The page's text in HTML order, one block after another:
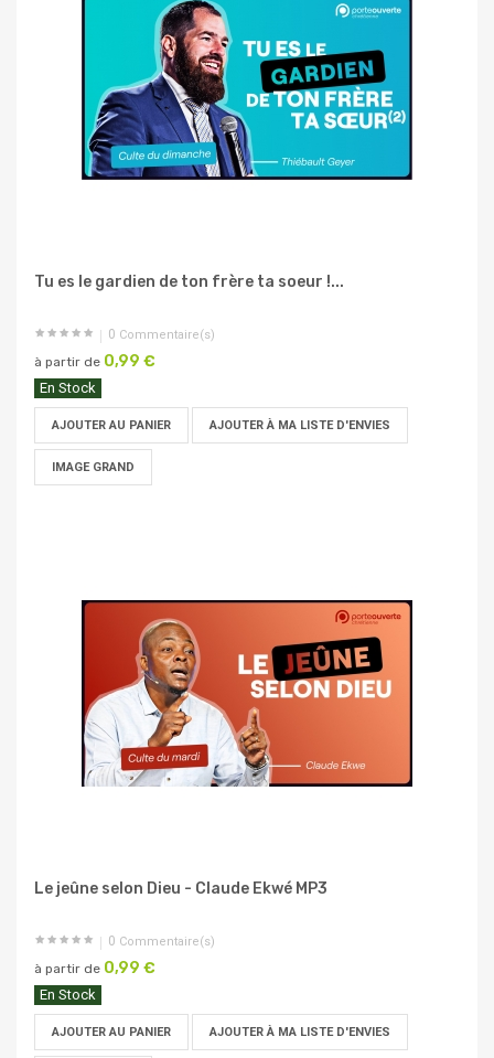
Tu es le gardien de ton frère ta soeur !...
0 Commentaire(s)
à partir de 0,99 €
En Stock
AJOUTER AU PANIER AJOUTER À MA LISTE D'ENVIES
IMAGE GRAND
Le jeûne selon Dieu - Claude Ekwé MP3
0 Commentaire(s)
à partir de 0,99 €
En Stock
AJOUTER AU PANIER AJOUTER À MA LISTE D'ENVIES